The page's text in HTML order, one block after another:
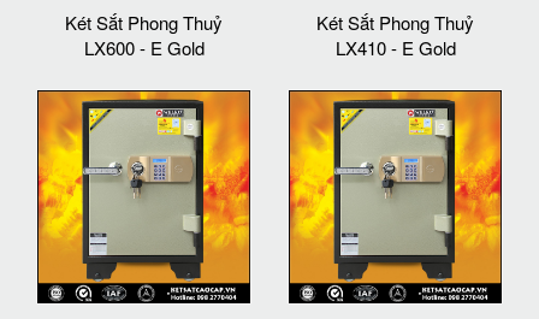
Két Sắt Phong Thuỷ
LX600 - E Gold
Két Sắt Phong Thuỷ
LX410 - E Gold